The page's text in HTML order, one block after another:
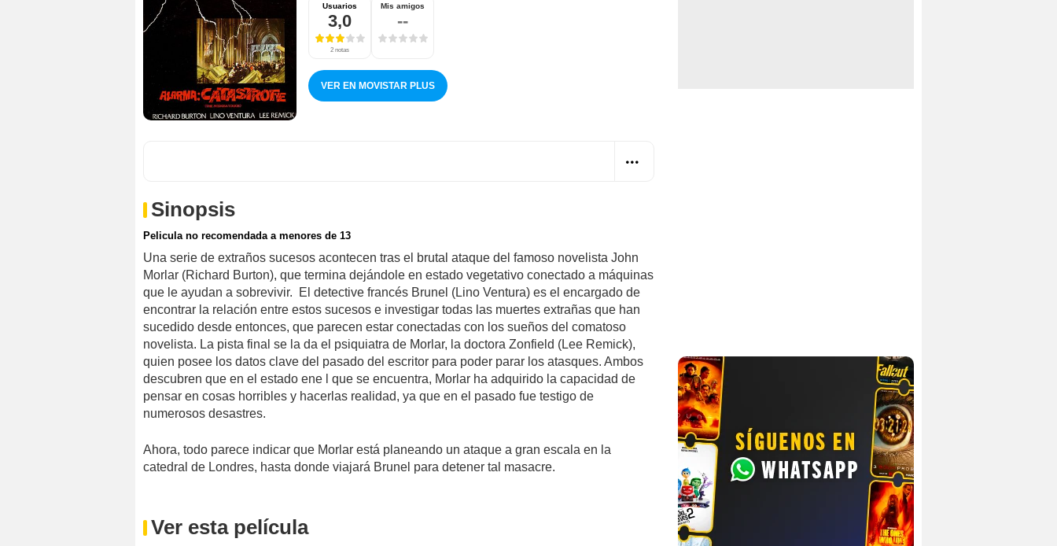
Usuarios
3,0
2 notas
Mis amigos
--
VER EN MOVISTAR PLUS
Sinopsis
Pelicula no recomendada a menores de 13
Una serie de extraños sucesos acontecen tras el brutal ataque del famoso novelista John
Morlar (Richard Burton), que termina dejándole en estado vegetativo conectado a máquinas
que le ayudan a sobrevivir. El detective francés Brunel (Lino Ventura) es el encargado de
encontrar la relación entre estos sucesos e investigar todas las muertes extrañas que han
sucedido desde entonces, que parecen estar conectadas con los sueños del comatoso
novelista. La pista final se la da el psiquiatra de Morlar, la doctora Zonfield (Lee Remick),
quien posee los datos clave del pasado del escritor para poder parar los atasques. Ambos
descubren que en el estado ene l que se encuentra, Morlar ha adquirido la capacidad de
pensar en cosas horribles y hacerlas realidad, ya que en el pasado fue testigo de
numerosos desastres.
Ahora, todo parece indicar que Morlar está planeando un ataque a gran escala en la
catedral de Londres, hasta donde viajará Brunel para detener tal masacre.
Ver esta película